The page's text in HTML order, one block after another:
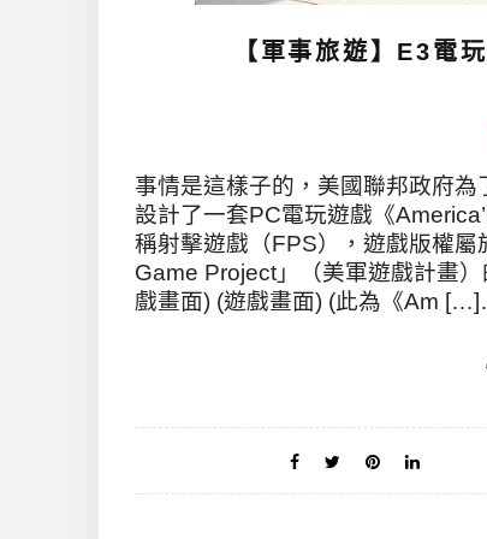
【軍事旅遊】E3電
事情是這樣子的，美國聯邦政府
設計了一套PC電玩遊戲《
稱射擊遊戲（FPS），遊戲版權
Game Project」（美軍遊戲計畫
戲畫面) (遊戲畫面) (此為《Am